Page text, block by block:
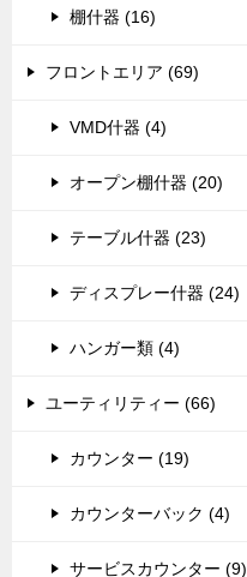
棚什器 (16)
フロントエリア (69)
VMD什器 (4)
オープン棚什器 (20)
テーブル什器 (23)
ディスプレー什器 (24)
ハンガー類 (4)
ユーティリティー (66)
カウンター (19)
カウンターバック (4)
サービスカウンター (9)